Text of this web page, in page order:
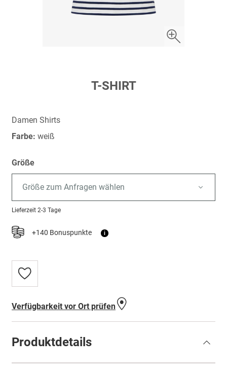
springen
T-SHIRT
Damen Shirts
Farbe: weiß
Größe
Größe zum Anfragen wählen
Lieferzeit 2-3 Tage
+140 Bonuspunkte i
Zur
Wunschliste
Verfügbarkeit vor Ort prüfen
Produktdetails